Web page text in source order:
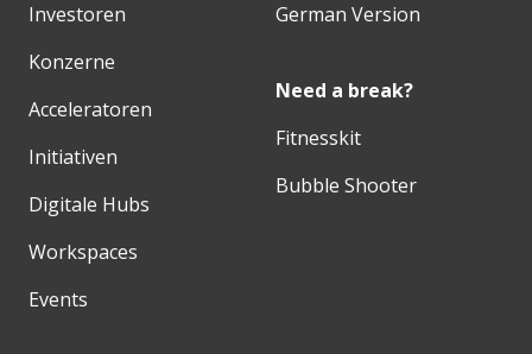
Investoren
Konzerne
Acceleratoren
Initiativen
Digitale Hubs
Workspaces
Events
German Version
Need a break?
Fitnesskit
Bubble Shooter